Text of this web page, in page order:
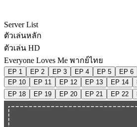
Server List
ตัวเล่นหลัก
ตัวเล่น HD
Everyone Loves Me พากย์ไทย
EP 1 EP 2 EP 3 EP 4 EP 5 EP 6
EP 10
EP 11 EP 12 EP 13 EP 14
EP 18
EP 19 EP 20 EP 21 EP 22